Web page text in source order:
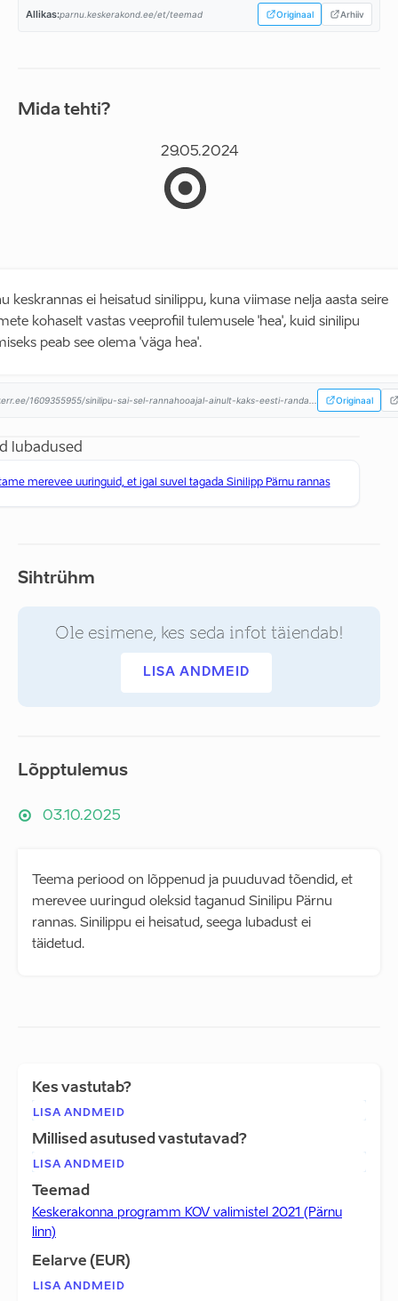
Allikas:parnu.keskerakond.ee/et/teemad Originaal Arhiiv
Mida tehti?
29.05.2024
keskrannas ei heisatud sinilippu, kuna viimase nelja aasta seire
kohaselt vastas veeprofiil tulemusele 'hea', kuid sinilipu
peab see olema 'väga hea'.
err.ee/1609355955/sinilipu-sai-sel-rannahooajal-ainult-kaks-eesti-randa... Originaal
lubadused
merevee uuringuid, et igal suvel tagada Sinilipp Pärnu rannas
Sihtrühm
Ole esimene, kes seda infot täiendab!
LISA ANDMEID
Lõpptulemus
03.10.2025
Teema periood on lõppenud ja puuduvad tõendid, et
merevee uuringud oleksid taganud Sinilipu Pärnu
rannas. Sinilippu ei heisatud, seega lubadust ei
täidetud.
Kes vastutab?
LISA ANDMEID
Millised asutused vastutavad?
LISA ANDMEID
Teemad
Keskerakonna programm KOV valimistel 2021 (Pärnu
linn)
Eelarve (EUR)
LISA ANDMEID